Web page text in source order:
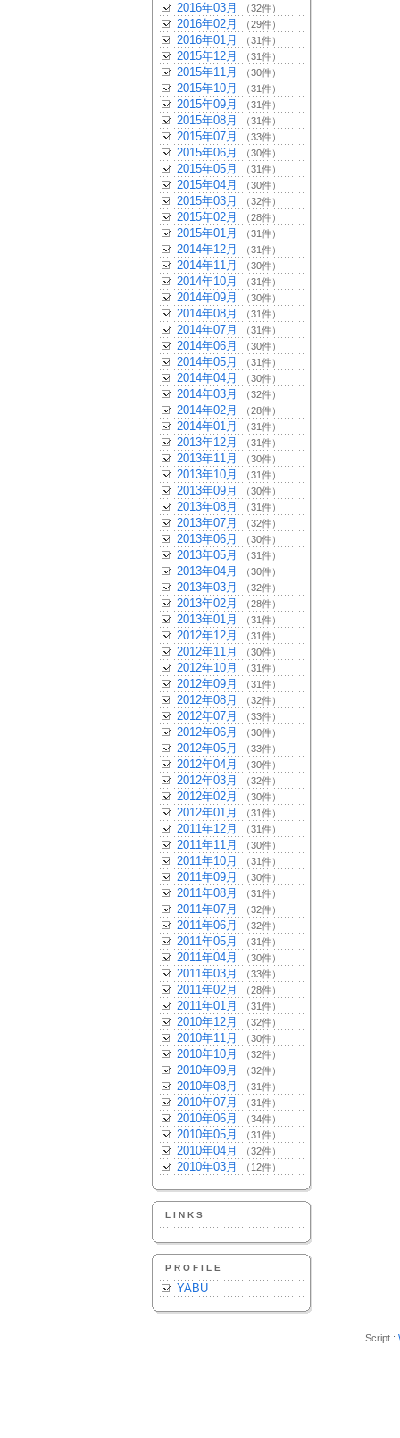
2016年03月 （32件）
2016年02月 （29件）
2016年01月 （31件）
2015年12月 （31件）
2015年11月 （30件）
2015年10月 （31件）
2015年09月 （31件）
2015年08月 （31件）
2015年07月 （33件）
2015年06月 （30件）
2015年05月 （31件）
2015年04月 （30件）
2015年03月 （32件）
2015年02月 （28件）
2015年01月 （31件）
2014年12月 （31件）
2014年11月 （30件）
2014年10月 （31件）
2014年09月 （30件）
2014年08月 （31件）
2014年07月 （31件）
2014年06月 （30件）
2014年05月 （31件）
2014年04月 （30件）
2014年03月 （32件）
2014年02月 （28件）
2014年01月 （31件）
2013年12月 （31件）
2013年11月 （30件）
2013年10月 （31件）
2013年09月 （30件）
2013年08月 （31件）
2013年07月 （32件）
2013年06月 （30件）
2013年05月 （31件）
2013年04月 （30件）
2013年03月 （32件）
2013年02月 （28件）
2013年01月 （31件）
2012年12月 （31件）
2012年11月 （30件）
2012年10月 （31件）
2012年09月 （31件）
2012年08月 （32件）
2012年07月 （33件）
2012年06月 （30件）
2012年05月 （33件）
2012年04月 （30件）
2012年03月 （32件）
2012年02月 （30件）
2012年01月 （31件）
2011年12月 （31件）
2011年11月 （30件）
2011年10月 （31件）
2011年09月 （30件）
2011年08月 （31件）
2011年07月 （32件）
2011年06月 （32件）
2011年05月 （31件）
2011年04月 （30件）
2011年03月 （33件）
2011年02月 （28件）
2011年01月 （31件）
2010年12月 （32件）
2010年11月 （30件）
2010年10月 （32件）
2010年09月 （32件）
2010年08月 （31件）
2010年07月 （31件）
2010年06月 （34件）
2010年05月 （31件）
2010年04月 （32件）
2010年03月 （12件）
LINKS
PROFILE
YABU
Script :